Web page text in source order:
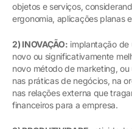
objetos e serviços,
ergonomia, aplicações planas
2) INOVAÇÃO: implantação de
novo ou significativamente
novo método de marketing,
nas práticas de negócios, na
nas relações externa que
financeiros para a empresa.